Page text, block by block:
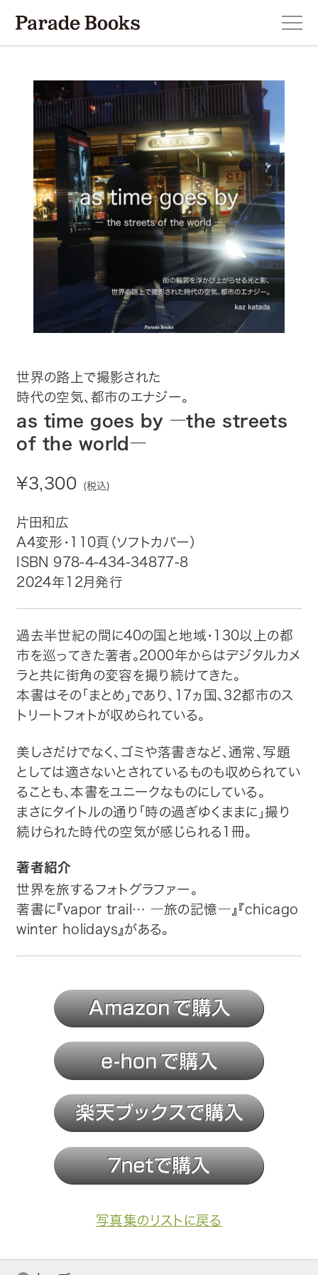
本を探す
新刊・近刊のお知らせ
おすすめ！この一冊。
小説
エッセイ・詩・ノンフィクション
趣味・カルチャー
論文・学術書・参考書
絵本・児童書
ビジネス・経営・情報
社会・思想・哲学
写真集
ご案内
トップ
自費出版したい方
メディア紹介
購入方法
お問い合わせ
画像・文章の使用について
企業情報
世界の路上で撮影された
時代の空気、都市のエナジー。
as time goes by ―the streets
of the world―
¥3,300 (税込)
片田和広
A4変形・110頁（ソフトカバー）
ISBN 978-4-434-34877-8
2024年12月発行
過去半世紀の間に40の国と地域・130以上の都
市を巡ってきた著者。2000年からはデジタルカメ
ラと共に街角の変容を撮り続けてきた。
本書はその「まとめ」であり、17ヵ国、32都市のス
トリートフォトが収められている。
美しさだけでなく、ゴミや落書きなど、通常、写題
としては適さないとされているものも収められてい
ることも、本書をユニークなものにしている。
まさにタイトルの通り「時の過ぎゆくままに」撮り
続けられた時代の空気が感じられる1冊。
著者紹介
世界を旅するフォトグラファー。
著書に『vapor trail… ―旅の記憶―』『chicago
winter holidays』がある。
写真集のリストに戻る